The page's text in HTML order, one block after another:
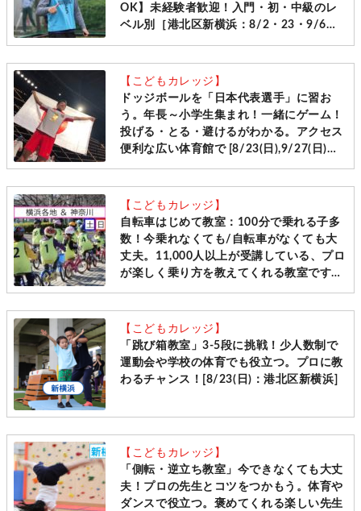
OK】未経験者歓迎！入門・初・中級のレ
ベル別［港北区新横浜：8/2・23・9/6・
【こどもカレッジ】
ドッジボールを「日本代表選手」に習お
う。年長～小学生集まれ！一緒にゲーム！
投げる・とる・避けるがわかる。アクセス
便利な広い体育館で [8/23(日),9/27(日)＠
港北区新横浜]
【こどもカレッジ】
自転車はじめて教室：100分で乗れる子多
数！今乗れなくても/自転車がなくても大
丈夫。11,000人以上が受講している、プロ
が楽しく乗り方を教えてくれる教室です
【こどもカレッジ】
「跳び箱教室」3-5段に挑戦！少人数制で
運動会や学校の体育でも役立つ。プロに教
わるチャンス！[8/23(日)：港北区新横浜]
【こどもカレッジ】
「側転・逆立ち教室」今できなくても大丈
夫！プロの先生とコツをつかもう。体育や
ダンスで役立つ。褒めてくれる楽しい先生